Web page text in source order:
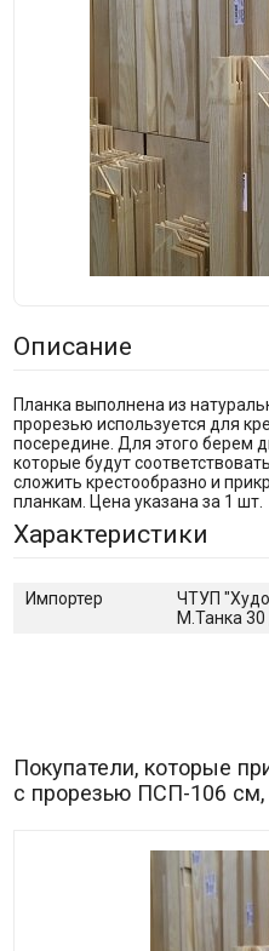
Описание
Планка выполнена из
прорезью используется для
посередине. Для этого берем
которые будут
сложить крестообразно и
планкам. Цена указана за 1 шт.
Характеристики
Импортер
ЧТУП
М.Танка 30
Покупатели, которые
с прорезью ПСП-106 см,